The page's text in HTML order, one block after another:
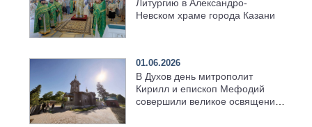
Литургию в Александро-
Невском храме города Казани
01.06.2026
В Духов день митрополит
Кирилл и епископ Мефодий
совершили великое освящение